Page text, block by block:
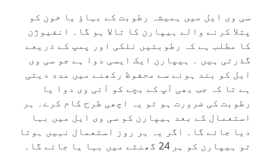
سی وی ایل میں ہمیشہ رطوبت کے بہاؤ یا خون کو
پتلا کرنے والے ہیپارن کا تالا ہو گا۔ انفیوژن
کا مطلب ہے کہ رطوبتیں نلکی اور پمپ کے ذریعے
گذرتی ہیں ۔ ہیپارن ایک ایسی دوا ہے جو سی وی
ایل کو بند ہونے سے محفوظ رکھنے میں مدد دیتی
ہے تا کہ جب بھی آپ کے بچے کو آئی وی دوا یا
رطوبت کی ضرورت ہو تو یہ اچھی طرح کام کرے۔ ہر
استعمال کے بعد ہیپارن کو سی وی ایل میں بہا
دیا جائے گا۔ اگر یہ ہر روز استعمال نہیں ہوتا
تو ہیپارن کو ہر 24 گھنٹے میں بہا یا جائے گا۔